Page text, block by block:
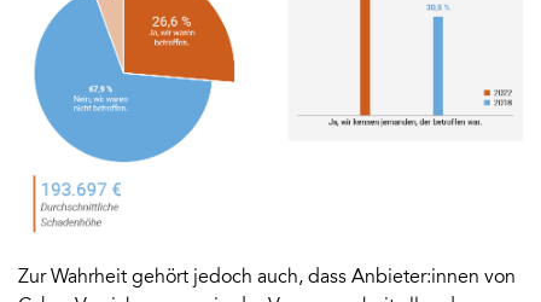
Zur Wahrheit gehört jedoch auch, dass Anbieter:innen von